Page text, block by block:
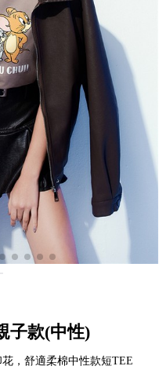
子款(中性)
，舒適柔棉中性款短TEE